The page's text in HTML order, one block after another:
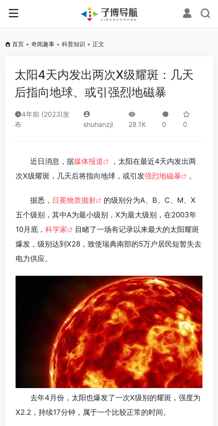
首页 • 奇闻趣事 • 科普知识 • 正文
太阳4天内发出两次X级耀斑：几天
后指向地球、或引强烈地磁暴
4年前 (2023)发
布
shuhanzjl 28.1K 0 0
近日消息，据媒体报道
，太阳在最近4天内发出两
次X级耀斑，几天后将指向地球，或引发强烈地磁暴 。
据悉， 日冕物质抛射
的级别分为A、B、C、M、X
五个级别，其中A为最小级别，X为最大级别，在2003年
10月底， 科学家
目睹了一场有记录以来最大的太阳耀斑
爆发，级别达到X28，致使瑞典南部的5万户居民短暂失去
电力供应。
去年4月份，太阳也爆发了一次X级别的耀斑，强度为
X2.2，持续17分钟，属于一个比较正常的时间。